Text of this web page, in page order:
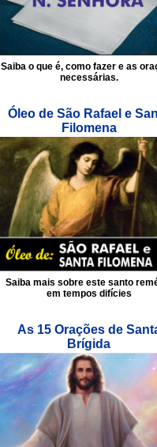
Saiba o que é, como fazer e as
necessárias.
Óleo de São Rafael e
Filomena
Saiba mais sobre este santo
em tempos difícies
As 15 Orações de
Brígida